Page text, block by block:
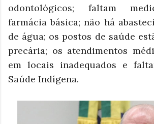
odontológicos; faltam
farmácia básica; não há
de água; os postos de saúde
precária; os atendimentos
em locais inadequados e
Saúde Indígena.